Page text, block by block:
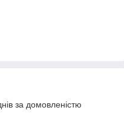
за домовленістю